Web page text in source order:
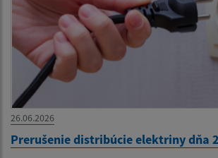
26.06.2026
Prerušenie distribúcie elektriny dňa